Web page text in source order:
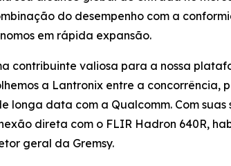
do desempenho com a
em rápida expansão.
contribuinte valiosa para a nossa
a Lantronix entre a
longa data com a Qualcomm. Com
direta com o FLIR Hadron 640R,
geral da Gremsy.